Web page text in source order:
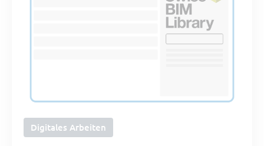
Digitales Arbeiten